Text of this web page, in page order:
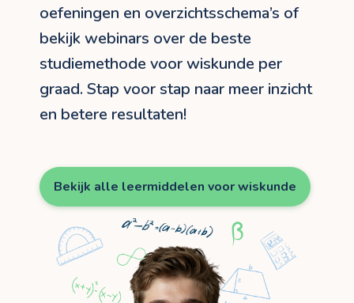
oefeningen en overzichtsschema’s of
bekijk webinars over de beste
studiemethode voor wiskunde per
graad. Stap voor stap naar meer inzicht
en betere resultaten!
Bekijk alle leermiddelen voor wiskunde